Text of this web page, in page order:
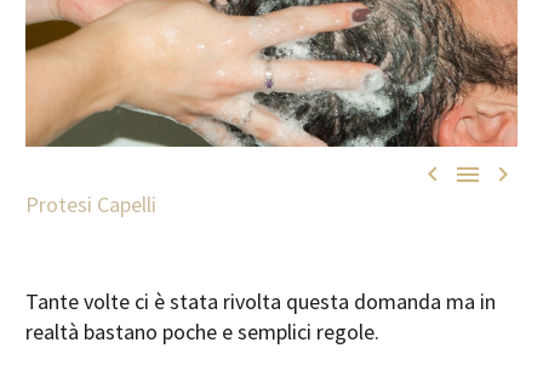
  
Protesi Capelli
Tante volte ci è stata rivolta questa domanda ma in
realtà bastano poche e semplici regole.